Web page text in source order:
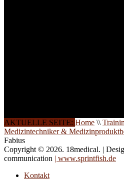
AKTUELLE SEITE: Home \\
Medizintechniker &
Fabius
Copyright © 2026. 18medical. |
communication | www.sprintfish.de
Kontakt